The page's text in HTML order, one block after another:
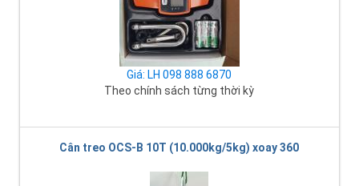
Giá: LH 098 888 6870
Theo chính sách từng thời kỳ
Cân treo OCS-B 10T (10.000kg/5kg) xoay 360